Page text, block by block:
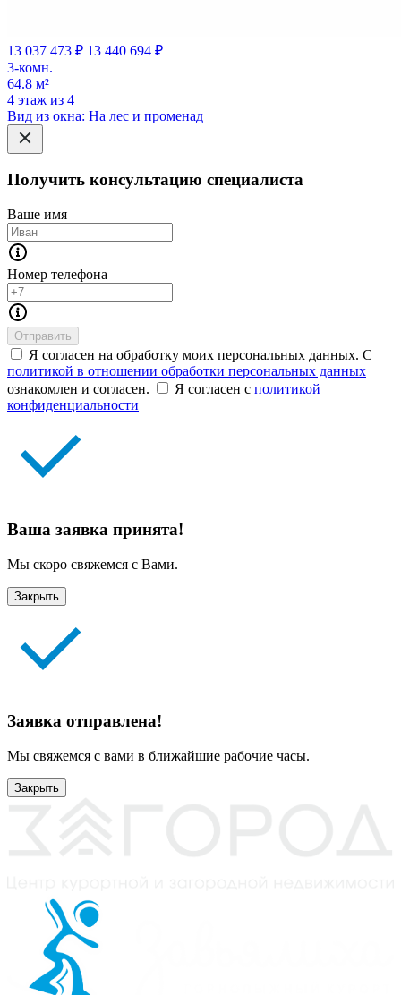
13 037 473 ₽ 13 440 694 ₽
3-комн.
64.8 м²
4 этаж из 4
Вид из окна: На лес и променад
Получить консультацию специалиста
Ваше имя
Номер телефона
Отправить
Я согласен на обработку моих персональных данных. С
политикой в отношении обработки персональных данных
ознакомлен и согласен.
Я согласен с политикой
конфиденциальности
Ваша заявка принята!
Мы скоро свяжемся с Вами.
Закрыть
Заявка отправлена!
Мы свяжемся с вами в ближайшие рабочие часы.
Закрыть